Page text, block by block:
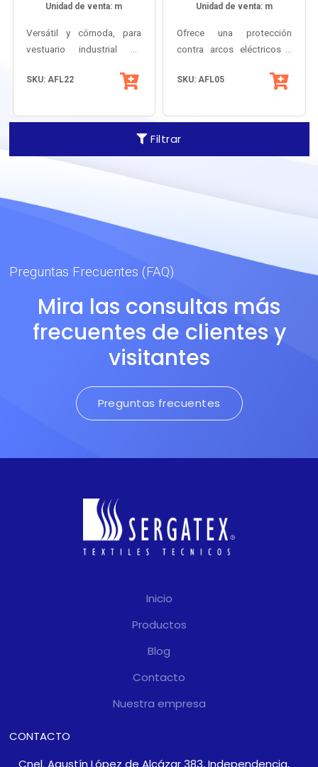
Filtrar
Unidad de venta: m
Versátil y cómoda, para
vestuario industrial de
Repentino y Arco Eléctrico,
y resistencia a las
antiestático.
SKU: AFL22
Unidad de venta: m
Ofrece una protección
contra arcos eléctricos y
ligero y cómodo.
SKU: AFL05
Preguntas Frecuentes (FAQ)
Mira las consultas más
frecuentes de clientes y
visitantes
Preguntas frecuentes
Inicio
Productos
Blog
Contacto
Nuestra empresa
CONTACTO
Cnel. Agustín López de Alcázar 383, Independencia,